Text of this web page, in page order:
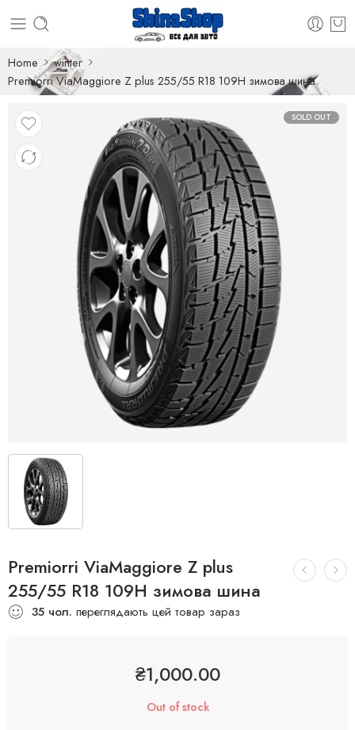
Home
winter
Premiorri ViaMaggiore Z plus 255/55 R18 109H зимова шина
SOLD OUT
Premiorri ViaMaggiore Z plus
255/55 R18 109H зимова шина
35 чол. переглядають цей товар зараз
₴1,000.00
Out of stock